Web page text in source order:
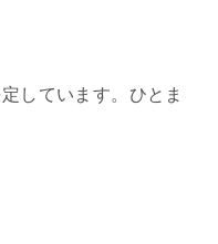
しています。ひとま